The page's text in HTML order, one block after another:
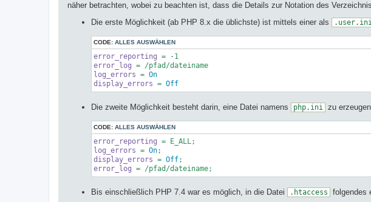
näher betrachten, wobei zu beachten ist, dass die Details zur Notation des
Die erste Möglichkeit (ab PHP 8.x die üblichste) ist mittels einer als
CODE: ALLES AUSWÄHLEN
error_reporting = -1
error_log
log_errors = On
display_errors = Off
Die zweite Möglichkeit besteht darin, eine Datei namens php.ini zu
CODE: ALLES AUSWÄHLEN
error_reporting
log_errors = On
display_errors = Off
error_log
Bis einschließlich PHP 7.4 war es möglich, in die Datei .htaccess folgendes